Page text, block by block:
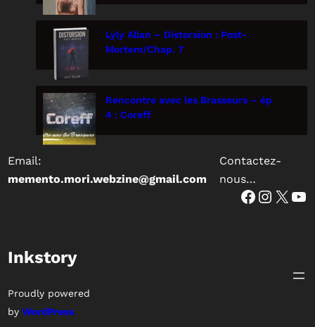
Lyly Allan – Distorsion : Post-
Mortem/Chap. 7
Rencontre avec les Brasseurs – ép
4 : Coreff
Email:
memento.mori.webzine@gmail.com
Contactez-
nous…
Facebook Instagram X YouTube
Inkstory
Proudly powered
by WordPress